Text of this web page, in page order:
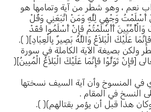
نعم ، وهو شطر من آية وتمامها هو
وَجْهِي لِلَّهِ وَمَنْ اتَّبَعَنِي وَقُلْ
وَالْأُمِّيِّينَ أَأَسْلَمْتُمْ فَإِنْ أَسْلَمُوا فَقَدْ
عَلَيْكَ الْبَلاَغُ وَاللَّهُ بَصِيرٌ بِالْعِبَادِ]( ).
ولكن بصيغة الآية الكاملة في سورة
[فَإِنْ تَوَلَّوْا فَإِنَّمَا عَلَيْكَ الْبَلاَغُ الْمُبِينُ](
في المنسوخ وأن آية السيف نسختها
النسخ في المقام .
هذا قبل أن يؤمر بقتالهم)( ).